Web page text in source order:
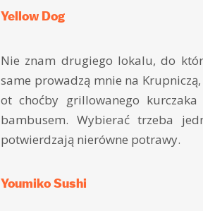
Yellow Dog
Nie znam drugiego lokalu, do
same prowadzą mnie na
ot choćby grillowanego
bambusem. Wybierać trzeba
potwierdzają nierówne potrawy.
Youmiko Sushi